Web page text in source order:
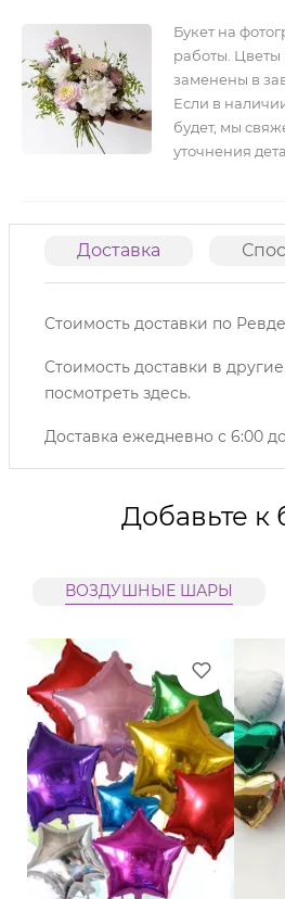
Букет на
работы. Цветы
заменены в
Если в
будет, мы
уточнения
Доставка
Стоимость доставки по
Стоимость доставки в
посмотреть здесь.
Доставка ежедневно с 6:00
Добавьте к
ВОЗДУШНЫЕ ШАРЫ